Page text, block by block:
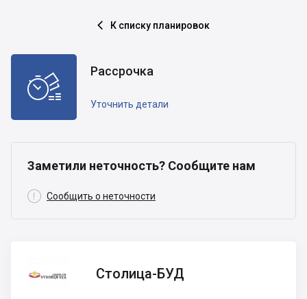
 К списку планировок

Рассрочка
Уточнить детали
Заметили неточность? Сообщите нам
 Сообщить о неточности
БУД
Столица-БУД